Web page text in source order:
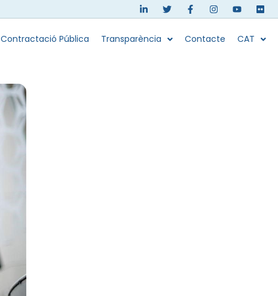
Contractació Pública Transparència Contacte CAT